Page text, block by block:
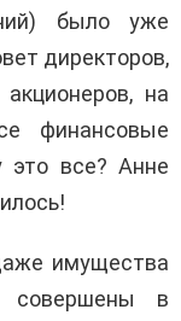
было уже
директоров,
на
финансовые
это все? Анне
имущества
совершены в